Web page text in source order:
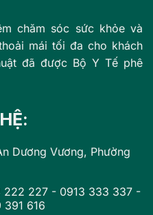
chăm sóc sức khỏe và
mái tối đa cho khách
đã được Bộ Y Tế phê
Dương Vương, Phường
222 227 - 0913 333 337 -
391 616